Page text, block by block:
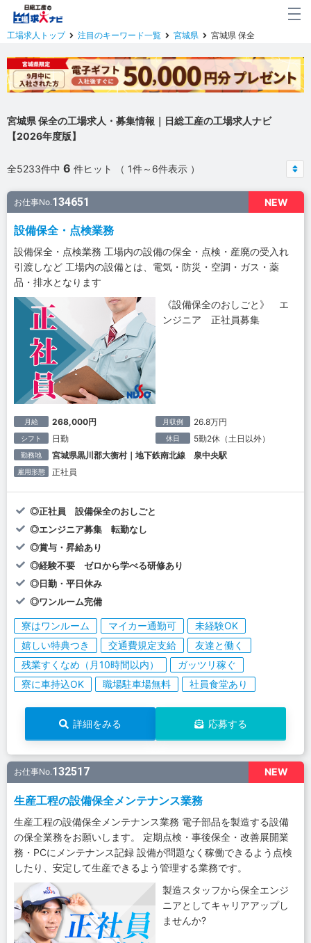
工場求人トップ 注目のキーワード一覧 宮城県 宮城県 保全
宮城県 保全の工場求人・募集情報｜日総工産の工場求人ナビ
【2026年度版】
全5233件中 6 件ヒット （ 1件～6件表示 ）
NEW
お仕事No.134651
設備保全・点検業務
設備保全・点検業務 工場内の設備の保全・点検・産廃の受入れ
引渡しなど 工場内の設備とは、電気・防災・空調・ガス・薬
品・排水となります
《設備保全のおしごと》 エ
ンジニア 正社員募集
月給 268,000円 月収例 26.8万円
シフト 日勤 休日 5勤2休（土日以外）
勤務地 宮城県黒川郡大衡村｜地下鉄南北線 泉中央駅
雇用形態 正社員
◎正社員 設備保全のおしごと
◎エンジニア募集 転勤なし
◎賞与・昇給あり
◎経験不要 ゼロから学べる研修あり
◎日勤・平日休み
◎ワンルーム完備
寮はワンルーム マイカー通勤可
未経験OK
嬉しい特典つき
交通費規定支給
友達と働く
残業すくなめ（月10時間以内）
ガッツリ稼ぐ
寮に車持込OK
職場駐車場無料 社員食堂あり
詳細をみる 応募する
NEW
お仕事No.132517
生産工程の設備保全メンテナンス業務
生産工程の設備保全メンテナンス業務 電子部品を製造する設備
の保全業務をお願いします。 定期点検・事後保全・改善展開業
務・PCにメンテナンス記録 設備が問題なく稼働できるよう点検
したり、安定して生産できるよう管理する業務です。
製造スタッフから保全エンジ
ニアとしてキャリアアップし
ませんか?